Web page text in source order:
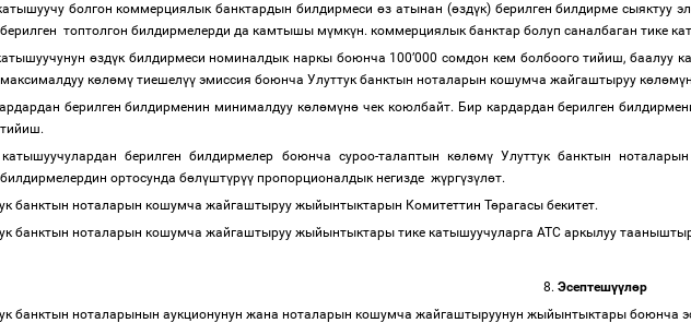
болгон коммерциялык банктардын билдирмеси өз атынан (өздүк) берилген билдирме сыяктуу
берилген топтолгон билдирмелерди да камтышы мүмкүн. коммерциялык банктар болуп саналбаган тике
өздүк билдирмеси номиналдык наркы боюнча 100’000 сомдон кем болбоого тийиш, баалуу
максималдуу көлөмү тиешелүү эмиссия боюнча Улуттук банктын ноталарын кошумча жайгаштыруу көлөмүн
берилген билдирменин минималдуу көлөмүнө чек коюлбайт. Бир кардардан берилген
тийиш.
берилген билдирмелер боюнча суроо-талаптын көлөмүУлуттук банктын
билдирмелердин ортосунда бөлүштүрүү пропорционалдык негизде жүргүзүлөт.
банктын ноталарын кошумча жайгаштыруу жыйынтыктарын Комитеттин Төрагасы бекитет.
банктын ноталарын кошумча жайгаштыруу жыйынтыктары тике катышуучуларга АТС аркылуу
8. Эсептешүүлөр
банктын ноталарынын аукционунун жана ноталарын кошумча жайгаштыруунун жыйынтыктары боюнча